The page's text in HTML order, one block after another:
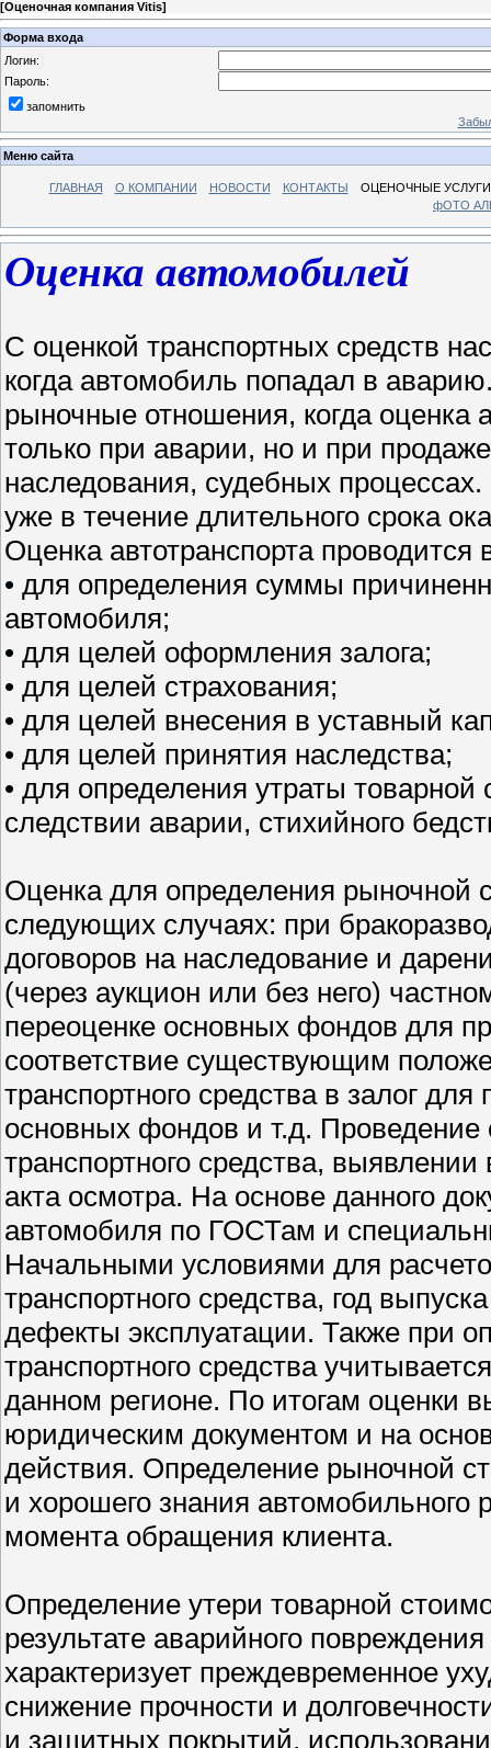
[Оценочная компания Vitis]
Форма входа
Логин:
Пароль:
запомнить
Меню сайта
ГЛАВНАЯ О КОМПАНИИ НОВОСТИ КОНТАКТЫ
ОЦЕНОЧНЫЕ УСЛУГИ
фОТО
Оценка автомобилей
С оценкой транспортных средств
когда автомобиль попадал в
рыночные отношения, когда оценка
только при аварии, но и при
наследования, судебных
уже в течение длительного срока
Оценка автотранспорта
• для определения суммы
автомобиля;
• для целей оформления залога;
• для целей страхования;
• для целей внесения в уставный
• для целей принятия наследства;
• для определения утраты товарной
следствии аварии, стихийного
Оценка для определения рыночной
следующих случаях: при
договоров на наследование и
(через аукцион или без него)
переоценке основных фондов для
соответствие существующим
транспортного средства в залог
основных фондов и т.д. Проведение
транспортного средства,
акта осмотра. На основе данного
автомобиля по ГОСТам и
Начальными условиями для
транспортного средства, год
дефекты эксплуатации. Также при
транспортного средства
данном регионе. По итогам оценки
юридическим документом и на
действия. Определение рыночной
и хорошего знания
момента обращения клиента.
Определение утери товарной
результате аварийного
характеризует преждевременное
снижение прочности и
и защитных покрытий,